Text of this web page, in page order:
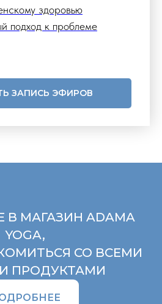
здоровью
подход к проблеме
ЗАПИСЬ ЭФИРОВ
В МАГАЗИН ADAMA
YOGA,
СО ВСЕМИ
ПРОДУКТАМИ